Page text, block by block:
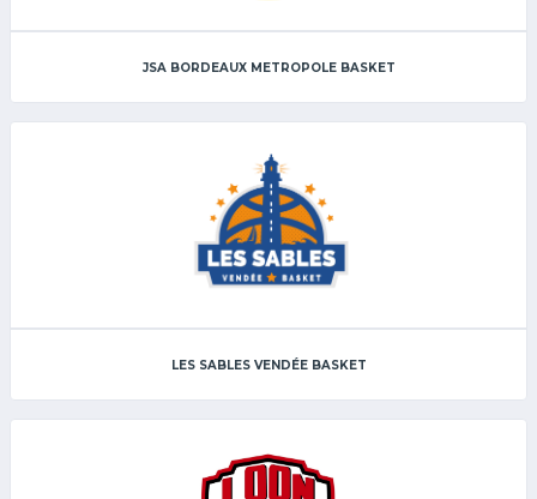
JSA BORDEAUX METROPOLE BASKET
LES SABLES VENDÉE BASKET